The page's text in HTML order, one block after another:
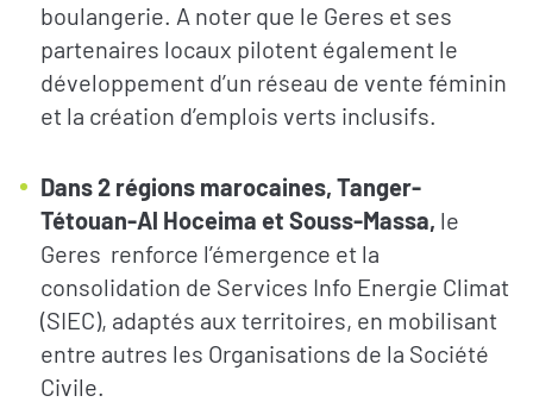
S’INFORMER AGIR
boulangerie. A noter que le Geres et ses
partenaires locaux pilotent également le
développement d’un réseau de vente féminin
et la création d’emplois verts inclusifs.
Dans 2 régions marocaines, Tanger-
Tétouan-Al Hoceima et Souss-Massa, le
Geres renforce l’émergence et la
consolidation de Services Info Energie Climat
(SIEC), adaptés aux territoires, en mobilisant
entre autres les Organisations de la Société
Civile.